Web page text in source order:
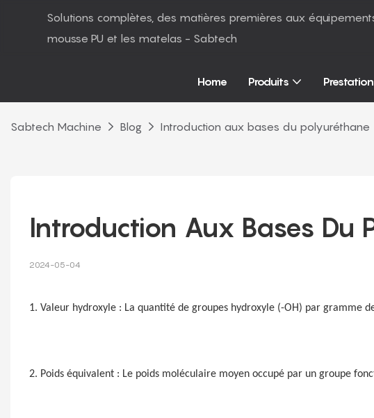
Solutions complètes, des matières premières aux
mousse PU et les matelas - Sabtech
Home Produits
Sabtech Machine Blog Introduction aux bases du polyuréthane
Introduction Aux Bases Du
2024-05-04
1. Valeur hydroxyle : La quantité de groupes hydroxyle (-OH) par gramme
2. Poids équivalent : Le poids moléculaire moyen occupé par un groupe